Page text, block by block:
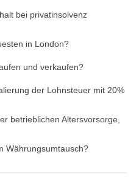
bei privatinsolvenz
in London?
und verkaufen?
der Lohnsteuer mit 20%
betrieblichen Altersvorsorge,
Währungsumtausch?